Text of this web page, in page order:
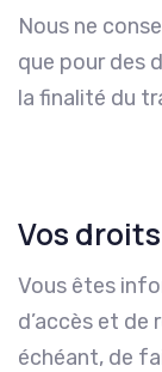
Nous ne
que pour des
la finalité du
Vos droits
Vous êtes
d’accès et
échéant, de